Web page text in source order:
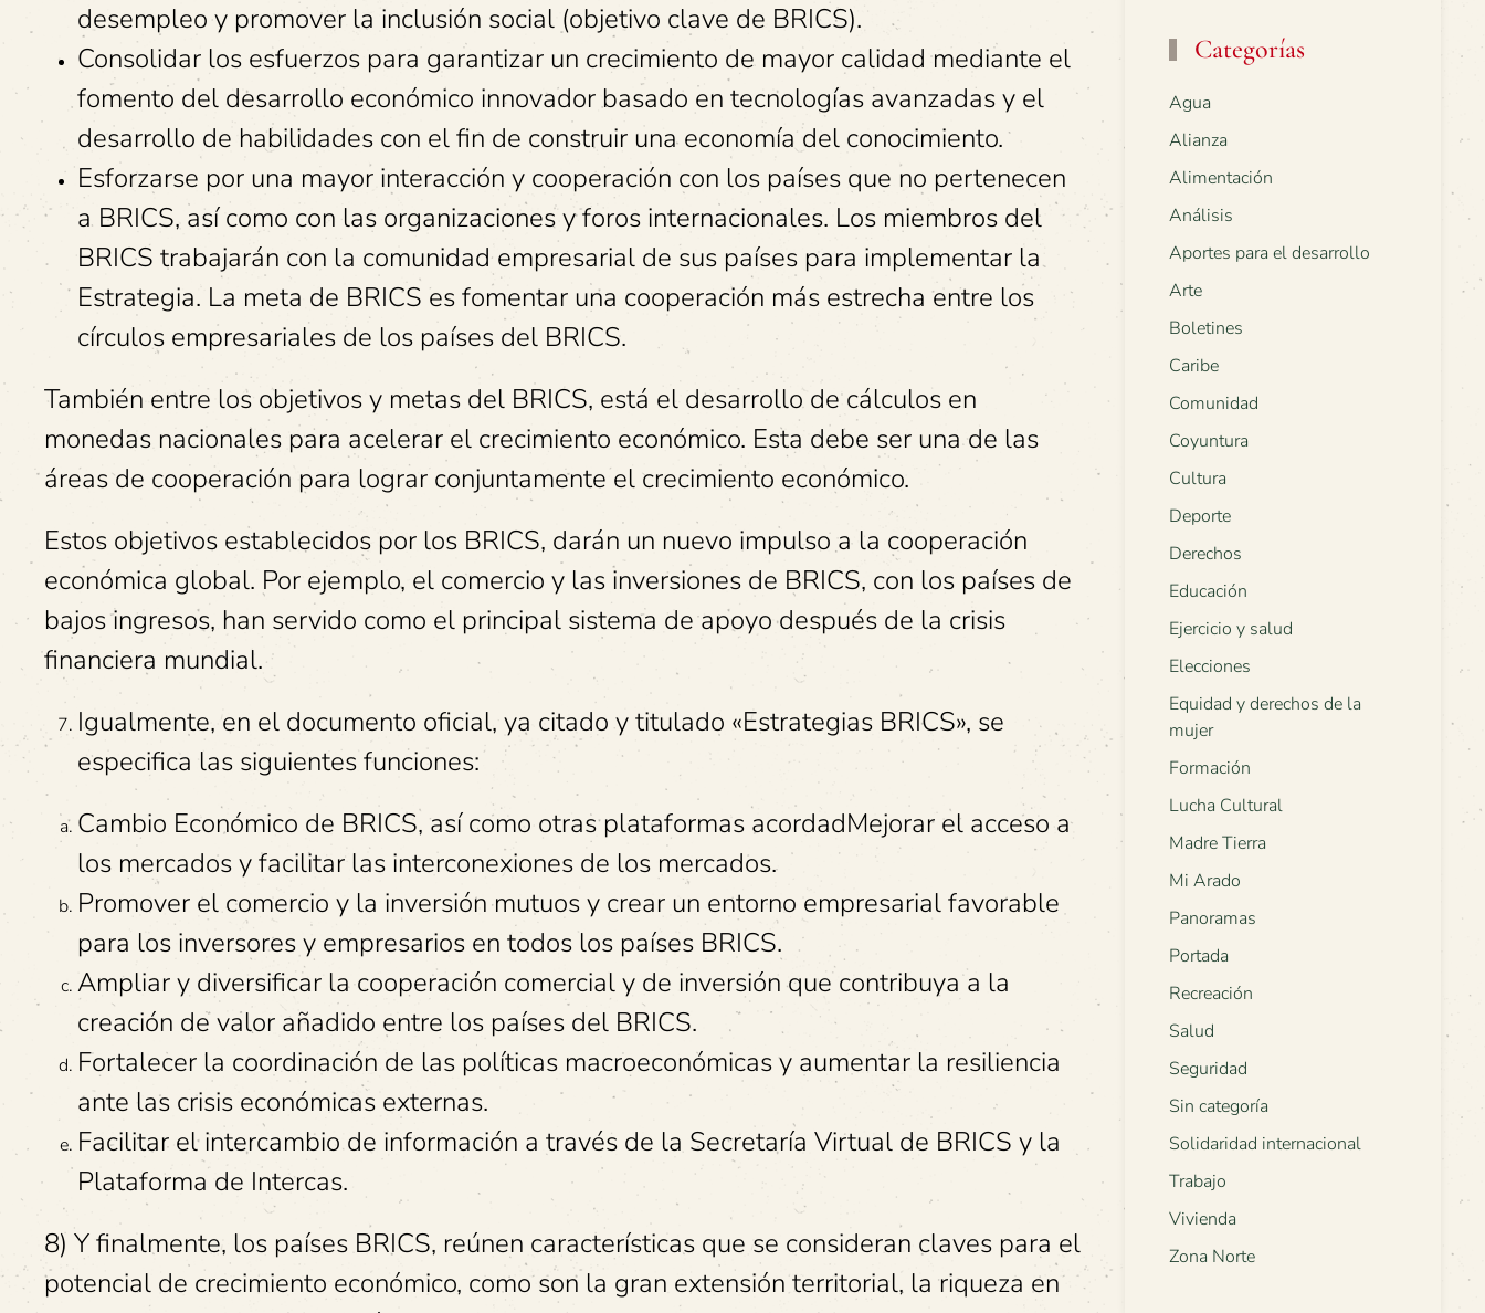
desempleo y promover la inclusión social (objetivo clave de BRICS).
Consolidar los esfuerzos para garantizar un crecimiento de mayor calidad mediante el
fomento del desarrollo económico innovador basado en tecnologías avanzadas y el
desarrollo de habilidades con el fin de construir una economía del conocimiento.
Esforzarse por una mayor interacción y cooperación con los países que no pertenecen
a BRICS, así como con las organizaciones y foros internacionales. Los miembros del
BRICS trabajarán con la comunidad empresarial de sus países para implementar la
Estrategia. La meta de BRICS es fomentar una cooperación más estrecha entre los
círculos empresariales de los países del BRICS.
También entre los objetivos y metas del BRICS, está el desarrollo de cálculos en
monedas nacionales para acelerar el crecimiento económico. Esta debe ser una de las
áreas de cooperación para lograr conjuntamente el crecimiento económico.
Estos objetivos establecidos por los BRICS, darán un nuevo impulso a la cooperación
económica global. Por ejemplo, el comercio y las inversiones de BRICS, con los países de
bajos ingresos, han servido como el principal sistema de apoyo después de la crisis
financiera mundial.
Igualmente, en el documento oficial, ya citado y titulado «Estrategias BRICS», se
especifica las siguientes funciones:
Cambio Económico de BRICS, así como otras plataformas acordadMejorar el acceso a
los mercados y facilitar las interconexiones de los mercados.
Promover el comercio y la inversión mutuos y crear un entorno empresarial favorable
para los inversores y empresarios en todos los países BRICS.
Ampliar y diversificar la cooperación comercial y de inversión que contribuya a la
creación de valor añadido entre los países del BRICS.
Fortalecer la coordinación de las políticas macroeconómicas y aumentar la resiliencia
ante las crisis económicas externas.
Facilitar el intercambio de información a través de la Secretaría Virtual de BRICS y la
Plataforma de Intercas.
8) Y finalmente, los países BRICS, reúnen características que se consideran claves para el
potencial de crecimiento económico, como son la gran extensión territorial, la riqueza en
Categorías
Agua
Alianza
Alimentación
Análisis
Aportes para el desarrollo
Arte
Boletines
Caribe
Comunidad
Coyuntura
Cultura
Deporte
Derechos
Educación
Ejercicio y salud
Elecciones
Equidad y derechos de la
mujer
Formación
Lucha Cultural
Madre Tierra
Mi Arado
Panoramas
Portada
Recreación
Salud
Seguridad
Sin categoría
Solidaridad internacional
Trabajo
Vivienda
Zona Norte